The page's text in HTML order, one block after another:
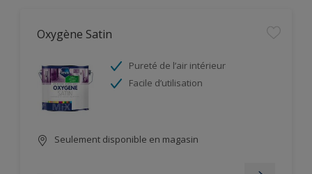
Oxygène Satin
Pureté de l’air intérieur
Facile d’utilisation
Seulement disponible en magasin